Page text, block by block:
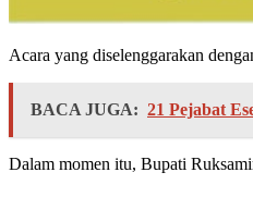
Acara yang diselenggarakan
BACA JUGA: 21 Pejabat
Dalam momen itu, Bupati